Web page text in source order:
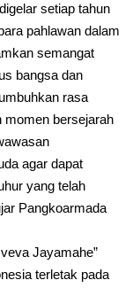
setiap tahun
pahlawan dalam
semangat
bangsa dan
rasa
momen bersejarah
agar dapat
yang telah
Pangkoarmada
Jayamahe”
terletak pada